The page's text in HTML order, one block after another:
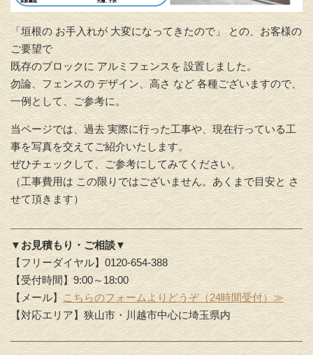
「垣根の お手入れが 大変になってきたので」 との、お客様の
ご要望で
既存のブロックに アルミフェンスを 設置しました。
勿論、フェンスの デザイン、高さ など 各種ございますので、
一例として、ご参考に。
当ページでは、過去 実際に行った工事や、現在行っている工
事を写真を交えてご紹介いたします。
ぜひチェックして、ご参考にしてみてください。
（工事費用は この限りではございません。あくまで目安と さ
せて頂きます）
▼お見積もり・ご相談▼
【フリーダイヤル】0120-654-388
【受付時間】9:00～18:00
【メール】
こちらのフォームよりどうぞ（24時間受付）≫
【対応エリア】狭山市・川越市中心に埼玉県内